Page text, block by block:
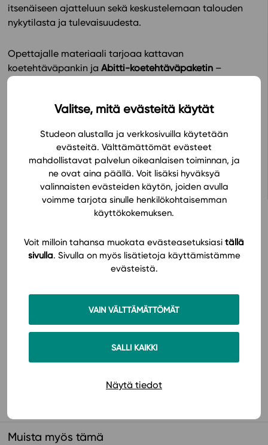
Valitse, mitä evästeitä käytät
Studeon alustalla ja verkkosivuilla käytetään
evästeitä. Välttämättömät evästeet
mahdollistavat palvelun oikeanlaisen toiminnan, ja
ne ovat aina päällä. Voit lisäksi hyväksyä
valinnaisten evästeiden käytön, joiden avulla
voimme tarjota sinulle henkilökohtaisemman
käyttökokemuksen.
Voit milloin tahansa muokata evästeasetuksiasi tällä
sivulla. Sivulla on myös lisätietoja käyttämistämme
evästeistä.
VAIN VÄLTTÄMÄTTÖMÄT
SALLI KAIKKI
Näytä tiedot
itsenäiseen ajatteluun sekä keskustelemaan talouden
nykytilasta ja tulevaisuudesta.
Opettajalle materiaali tarjoaa kattavan
koetehtäväpankin jaAbitti-koetehtäväpaketin –
molemmissa on runsaasti eritasoisia koetehtäviä.
esseevastausten tarkistamista. Lukujen keskeisimmät
sanastoksi.
Avaa oppimateriaali Studeon alustalla
Hinnasto
Käyttöönotto
Muista myös tämä